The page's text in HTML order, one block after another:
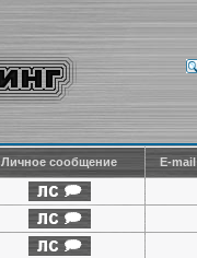
Личное сообщение E-